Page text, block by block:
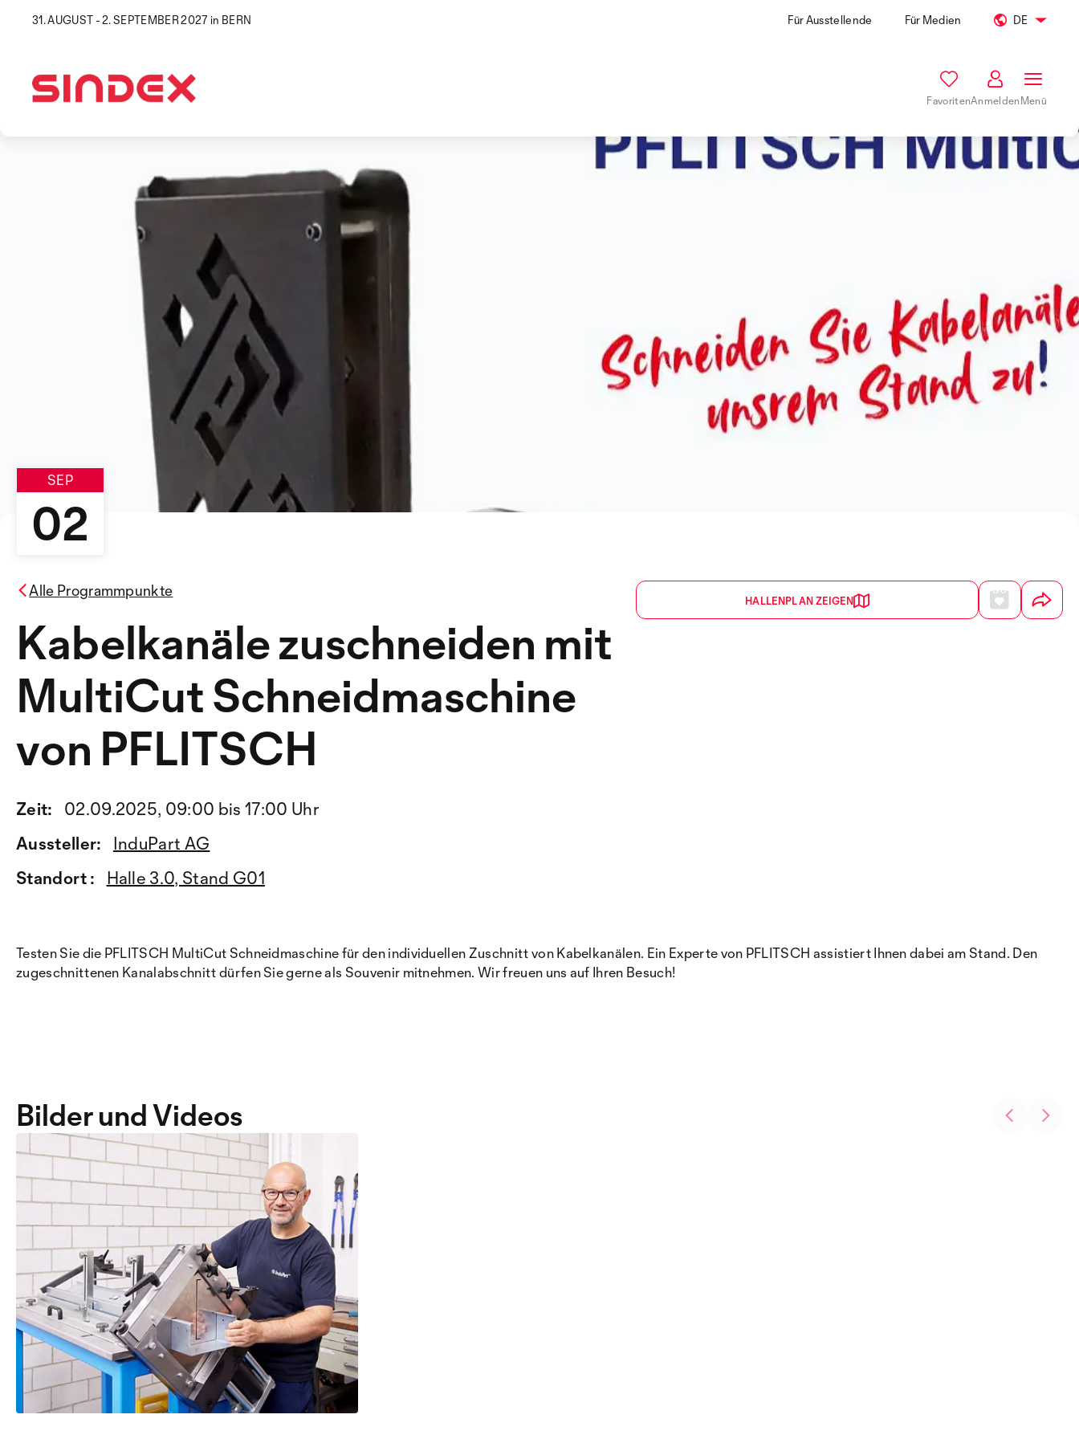
31. AUGUST - 2. SEPTEMBER 2027 in BERN Für Ausstellende Für Medien DE
FavoritenAnmeldenMenü
SEP
02
Alle Programmpunkte
Kabelkanäle zuschneiden mit
MultiCut Schneidmaschine
von PFLITSCH
Zeit:
02.09.2025, 09:00 bis 17:00 Uhr
Aussteller:
InduPart AG
Standort :
Halle 3.0, Stand G01
HALLENPLAN ZEIGEN
Testen Sie die PFLITSCH MultiCut Schneidmaschine für den individuellen Zuschnitt von Kabelkanälen. Ein Experte von PFLITSCH assistiert Ihnen dabei am Stand. Den
zugeschnittenen Kanalabschnitt dürfen Sie gerne als Souvenir mitnehmen. Wir freuen uns auf Ihren Besuch!
Bilder und Videos